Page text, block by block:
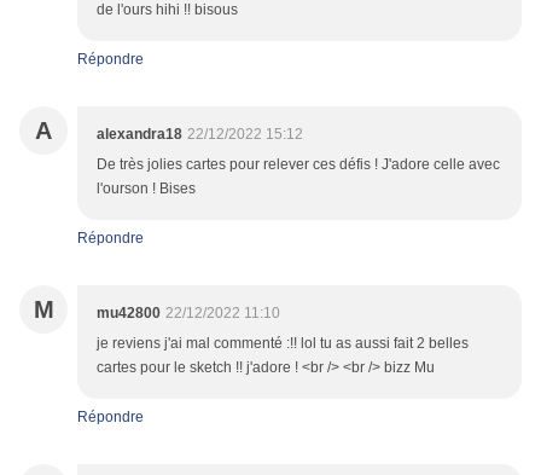
de l'ours hihi !! bisous
Répondre
A alexandra18 22/12/2022 15:12
De très jolies cartes pour relever ces défis ! J'adore celle avec
l'ourson ! Bises
Répondre
M mu42800 22/12/2022 11:10
je reviens j'ai mal commenté :!! lol tu as aussi fait 2 belles
cartes pour le sketch !! j'adore ! <br /> <br /> bizz Mu
Répondre